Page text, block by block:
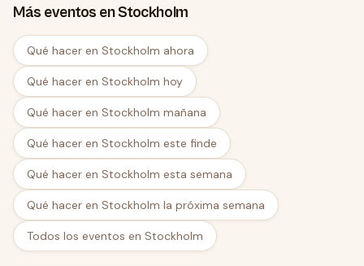
Más eventos en Stockholm
Qué hacer en Stockholm ahora
Qué hacer en Stockholm hoy
Qué hacer en Stockholm mañana
Qué hacer en Stockholm este finde
Qué hacer en Stockholm esta semana
Qué hacer en Stockholm la próxima semana
Todos los eventos en Stockholm